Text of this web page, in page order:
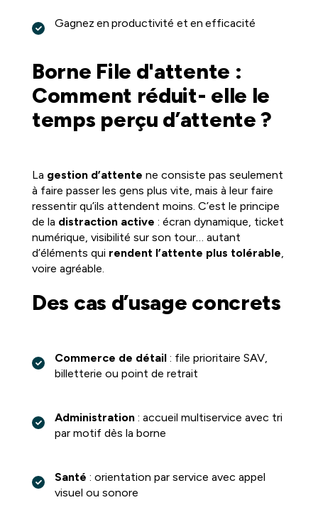
Gagnez en productivité et en efficacité
Borne File d'attente :
Comment réduit- elle le
temps perçu d’attente ?
La gestion d’attente ne consiste pas seulement
à faire passer les gens plus vite, mais à leur faire
ressentir qu’ils attendent moins. C’est le principe
de la distraction active : écran dynamique, ticket
numérique, visibilité sur son tour… autant
d’éléments qui rendent l’attente plus tolérable,
voire agréable.
Des cas d’usage concrets
Commerce de détail : file prioritaire SAV,
billetterie ou point de retrait
Administration : accueil multiservice avec tri
par motif dès la borne
Santé : orientation par service avec appel
visuel ou sonore